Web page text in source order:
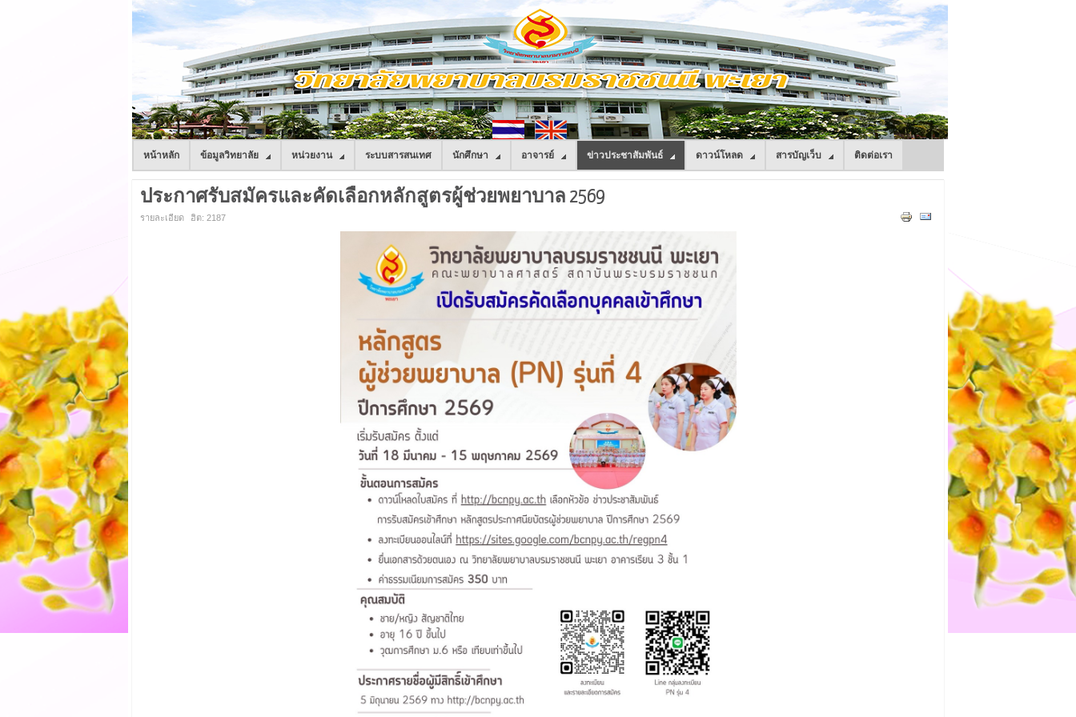
หน้าหลัก ข้อมูลวิทยาลัย หน่วยงาน ระบบสารสนเทศ นักศึกษา อาจารย์ ข่าวประชาสัมพันธ์ ดาวน์โหลด สารบัญเว็บ ติดต่อเรา
ประกาศรับสมัครและคัดเลือกหลักสูตรผู้ช่วยพยาบาล 2569
รายละเอียด ฮิต: 2187